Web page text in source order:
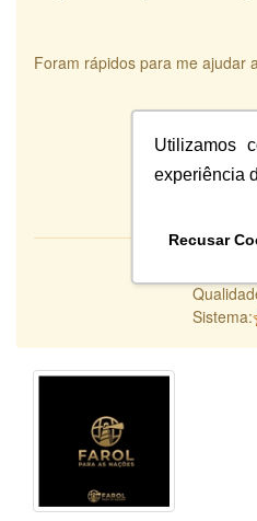
Utilizamos
experiência
Recusar
Foram rápidos para me ajudar
Sistema: